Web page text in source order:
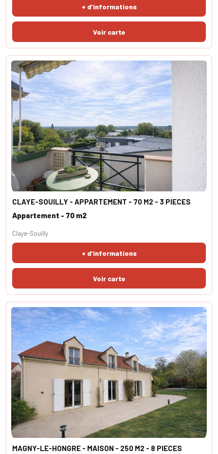
+ d'informations
CLAYE-SOUILLY - APPARTEMENT - 70 M2 - 3 PIECES
Appartement - 70 m2
+ d'informations
Claye-Souilly
MAGNY-LE-HONGRE - MAISON - 250 M2 - 8 PIECES